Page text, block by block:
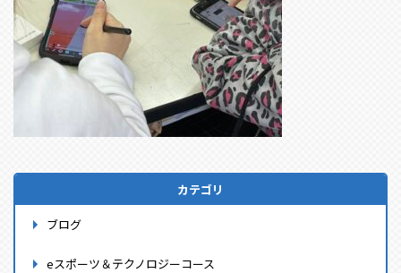
カテゴリ
ブログ
eスポーツ＆テクノロジーコース